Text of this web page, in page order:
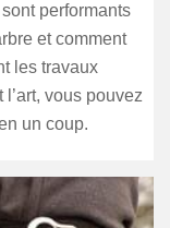
performants
et comment
les travaux
vous pouvez
un coup.